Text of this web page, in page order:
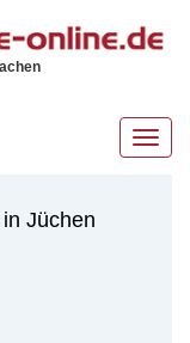
Jüchen